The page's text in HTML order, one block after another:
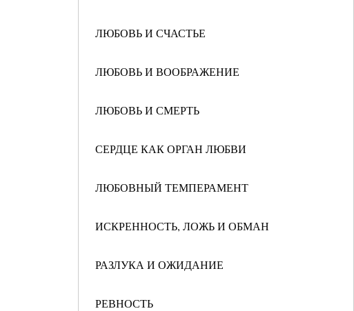
ЛЮБОВЬ И СЧАСТЬЕ
ЛЮБОВЬ И ВООБРАЖЕНИЕ
ЛЮБОВЬ И СМЕРТЬ
СЕРДЦЕ КАК ОРГАН ЛЮБВИ
ЛЮБОВНЫЙ ТЕМПЕРАМЕНТ
ИСКРЕННОСТЬ, ЛОЖЬ И ОБМАН
РАЗЛУКА И ОЖИДАНИЕ
РЕВНОСТЬ